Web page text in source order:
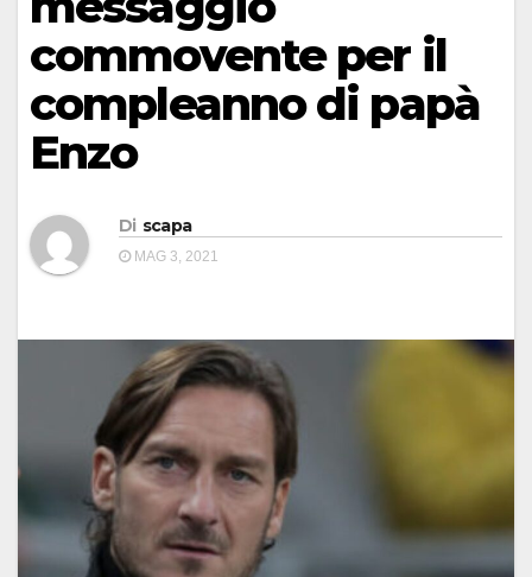
commovente per il
compleanno di papà
Enzo
Di scapa
MAG 3, 2021